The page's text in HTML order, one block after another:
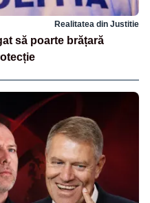
Realitatea din Justitie
să poarte brățară